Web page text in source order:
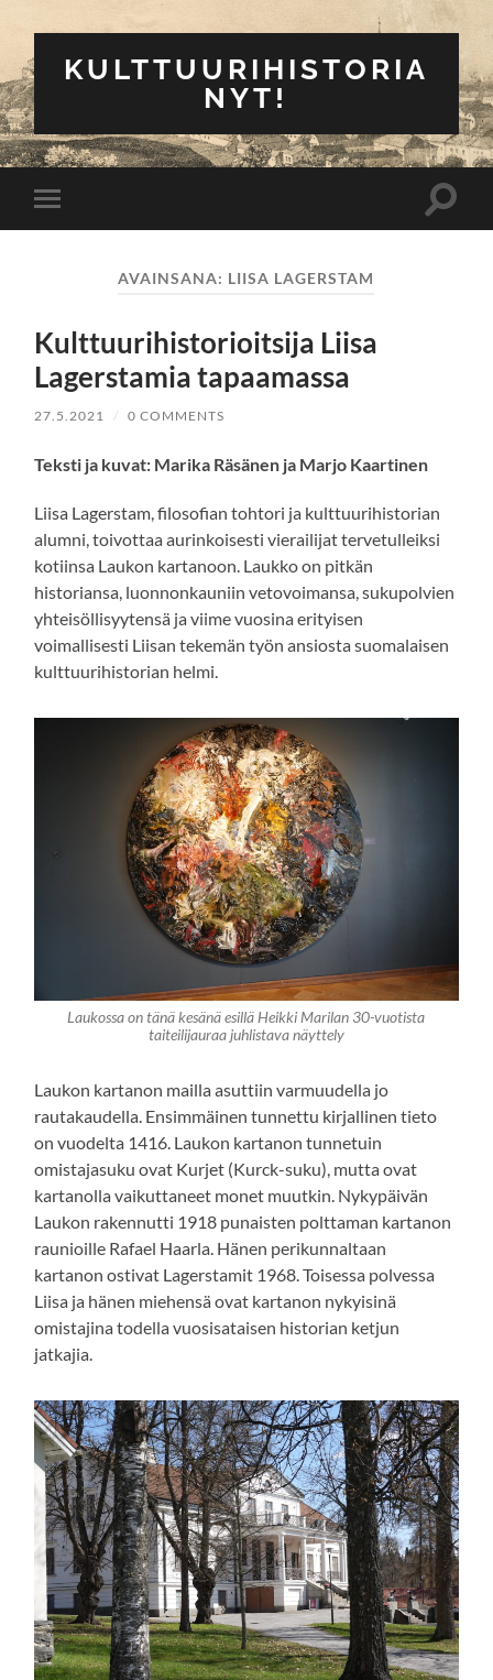
KULTTUURIHISTORIA
NYT!
Toggle
mobile
Toggle
AVAINSANA: LIISA LAGERSTAM
Kulttuurihistorioitsija Liisa
Lagerstamia tapaamassa
27.5.2021 / 0 COMMENTS
Teksti ja kuvat: Marika Räsänen ja Marjo Kaartinen
Liisa Lagerstam, filosofian tohtori ja kulttuurihistorian
alumni, toivottaa aurinkoisesti vierailijat tervetulleiksi
kotiinsa Laukon kartanoon. Laukko on pitkän
historiansa, luonnonkauniin vetovoimansa, sukupolvien
yhteisöllisyytensä ja viime vuosina erityisen
voimallisesti Liisan tekemän työn ansiosta suomalaisen
kulttuurihistorian helmi.
Laukossa on tänä kesänä esillä Heikki Marilan 30-vuotista
taiteilijauraa juhlistava näyttely
Laukon kartanon mailla asuttiin varmuudella jo
rautakaudella. Ensimmäinen tunnettu kirjallinen tieto
on vuodelta 1416. Laukon kartanon tunnetuin
omistajasuku ovat Kurjet (Kurck-suku), mutta ovat
kartanolla vaikuttaneet monet muutkin. Nykypäivän
Laukon rakennutti 1918 punaisten polttaman kartanon
raunioille Rafael Haarla. Hänen perikunnaltaan
kartanon ostivat Lagerstamit 1968. Toisessa polvessa
Liisa ja hänen miehensä ovat kartanon nykyisinä
omistajina todella vuosisataisen historian ketjun
jatkajia.